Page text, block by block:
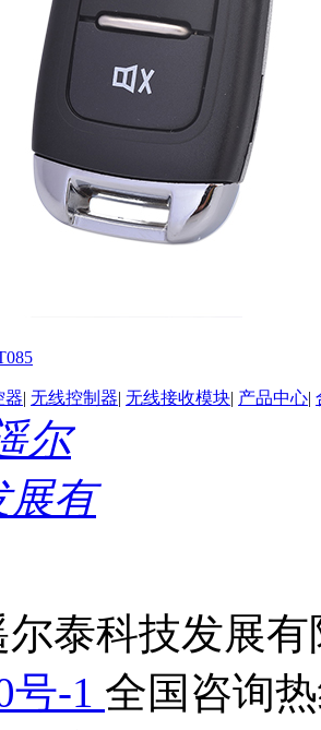
器| 无线控制器| 无线接收模块| 产品中心|
尔泰科技发展
号-1 全国咨询